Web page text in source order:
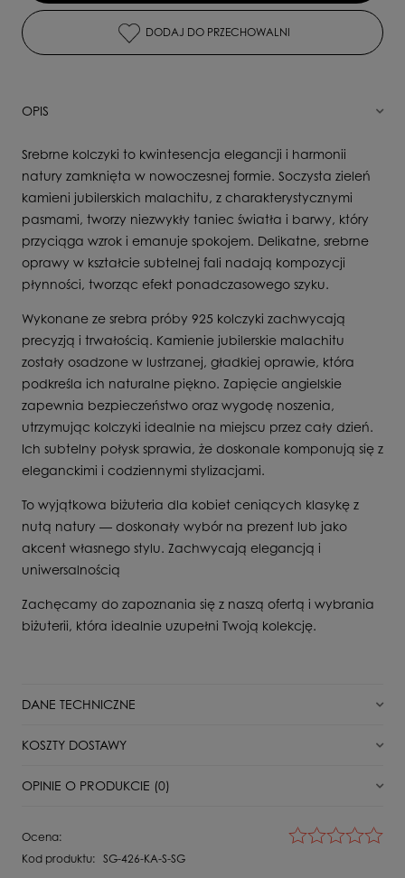
DODAJ DO PRZECHOWALNI
OPIS
Srebrne kolczyki to kwintesencja elegancji i harmonii
natury zamknięta w nowoczesnej formie. Soczysta zieleń
kamieni jubilerskich malachitu, z charakterystycznymi
pasmami, tworzy niezwykły taniec światła i barwy, który
przyciąga wzrok i emanuje spokojem. Delikatne, srebrne
oprawy w kształcie subtelnej fali nadają kompozycji
płynności, tworząc efekt ponadczasowego szyku.
Wykonane ze srebra próby 925 kolczyki zachwycają
precyzją i trwałością. Kamienie jubilerskie malachitu
zostały osadzone w lustrzanej, gładkiej oprawie, która
podkreśla ich naturalne piękno. Zapięcie angielskie
zapewnia bezpieczeństwo oraz wygodę noszenia,
utrzymując kolczyki idealnie na miejscu przez cały dzień.
Ich subtelny połysk sprawia, że doskonale komponują się z
eleganckimi i codziennymi stylizacjami.
To wyjątkowa biżuteria dla kobiet ceniących klasykę z
nutą natury — doskonały wybór na prezent lub jako
akcent własnego stylu. Zachwycają elegancją i
uniwersalnością
Zachęcamy do zapoznania się z naszą ofertą i wybrania
biżuterii, która idealnie uzupełni Twoją kolekcję.
DANE TECHNICZNE
Stan
Dla kogo
KOSZTY DOSTAWY
DPD Pickup punkt odbioru/automat paczkowy
Kurier DPD
OPINIE O PRODUKCIE (0)
weryfikujemy, czy pochodzą one od klientów, którzy kupili dany
produkt.
Ocena:
Kod produktu: SG-426-KA-S-SG